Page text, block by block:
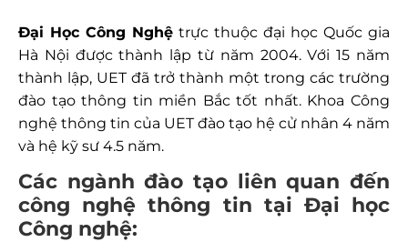
Đại Học Công Nghệ trực thuộc đại học Quốc gia
Hà Nội được thành lập từ năm 2004. Với 15 năm
thành lập, UET đã trở thành một trong các trường
đào tạo thông tin miền Bắc tốt nhất. Khoa Công
nghệ thông tin của UET đào tạo hệ cử nhân 4 năm
và hệ kỹ sư 4.5 năm.
Các ngành đào tạo liên quan đến
công nghệ thông tin tại Đại học
Công nghệ: